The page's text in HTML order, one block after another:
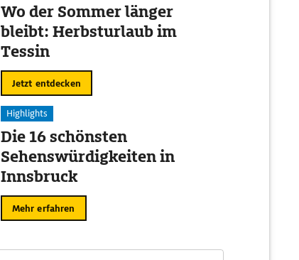
Wo der Sommer länger
bleibt: Herbsturlaub im
Tessin
Jetzt entdecken
Highlights
Die 16 schönsten
Sehenswürdigkeiten in
Innsbruck
Mehr erfahren